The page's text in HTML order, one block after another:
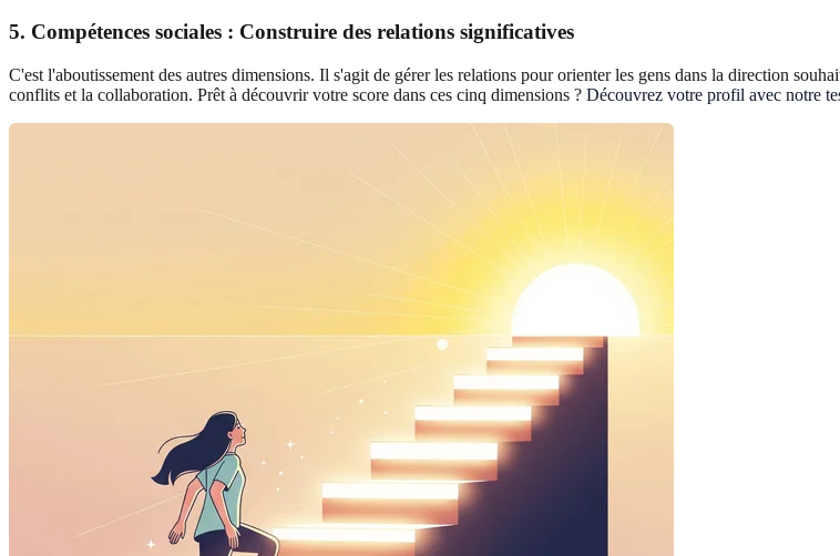
5. Compétences sociales : Construire des relations significatives
C'est l'aboutissement des autres dimensions. Il s'agit de gérer les relations pour orienter les gens dans la direction
conflits et la collaboration. Prêt à découvrir votre score dans ces cinq dimensions ? Découvrez votre profil avec notre